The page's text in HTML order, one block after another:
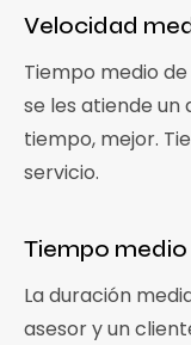
Velocidad
Tiempo medio
se les atiende un
tiempo, mejor.
servicio.
Tiempo
La duración
asesor y un